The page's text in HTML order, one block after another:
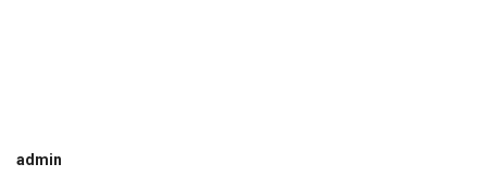
admin